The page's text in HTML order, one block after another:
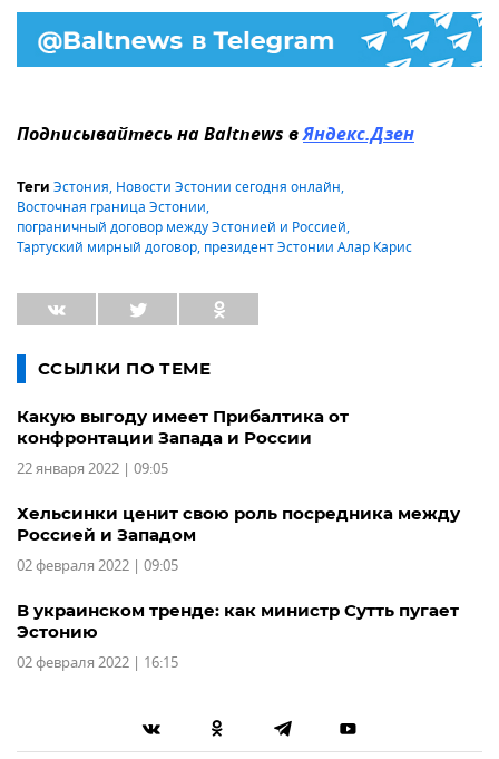
Подписывайтесь на Baltnews вЯндекс.Дзен
Теги Эстония, Новости Эстонии сегодня онлайн,
Восточная граница Эстонии,
пограничный договор между Эстонией и Россией,
Тартуский мирный договор, президент Эстонии Алар Карис
ССЫЛКИ ПО ТЕМЕ
Какую выгоду имеет Прибалтика от
конфронтации Запада и России
22 января 2022 | 09:05
Хельсинки ценит свою роль посредника между
Россией и Западом
02 февраля 2022 | 09:05
В украинском тренде: как министр Сутть пугает
Эстонию
02 февраля 2022 | 16:15